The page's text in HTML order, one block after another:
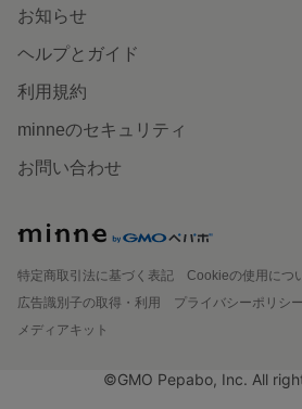
お知らせ
ヘルプとガイド
利用規約
minneのセキュリティ
お問い合わせ
特定商取引法に基づく表記
Cookieの使用につ
広告識別子の取得・利用
プライバシーポリシー
メディアキット
©GMO Pepabo, Inc. All